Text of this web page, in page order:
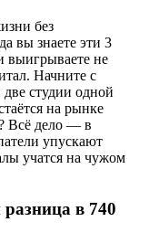
без
вы знаете эти 3
выигрываете не
Начните с
студии одной
на рынке
Всё дело — в
упускают
учатся на чужом
в 740